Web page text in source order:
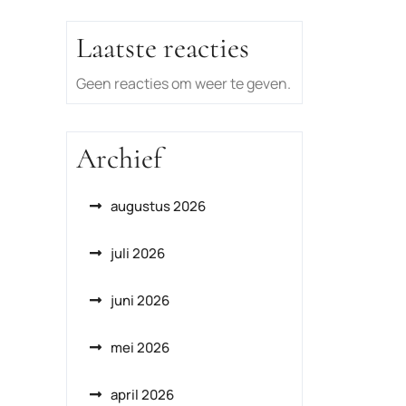
Laatste reacties
Geen reacties om weer te geven.
Archief
augustus 2026
juli 2026
juni 2026
mei 2026
april 2026